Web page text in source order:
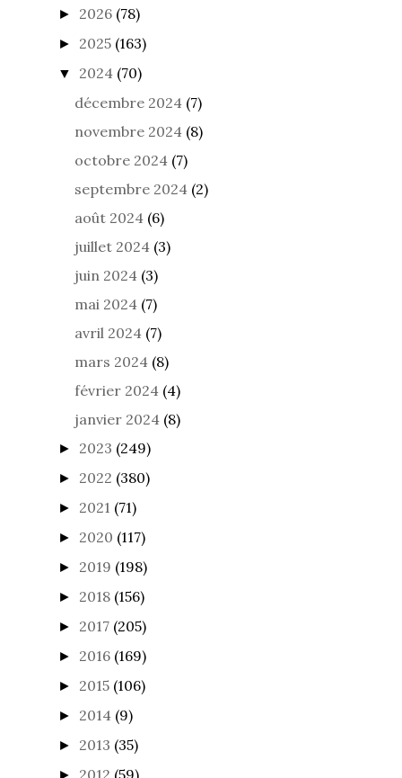
► 2026 (78)
► 2025 (163)
▼ 2024 (70)
décembre 2024 (7)
novembre 2024 (8)
octobre 2024 (7)
septembre 2024 (2)
août 2024 (6)
juillet 2024 (3)
juin 2024 (3)
mai 2024 (7)
avril 2024 (7)
mars 2024 (8)
février 2024 (4)
janvier 2024 (8)
► 2023 (249)
► 2022 (380)
► 2021 (71)
► 2020 (117)
► 2019 (198)
► 2018 (156)
► 2017 (205)
► 2016 (169)
► 2015 (106)
► 2014 (9)
► 2013 (35)
► 2012 (59)